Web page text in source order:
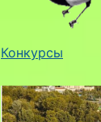
Конкурсы